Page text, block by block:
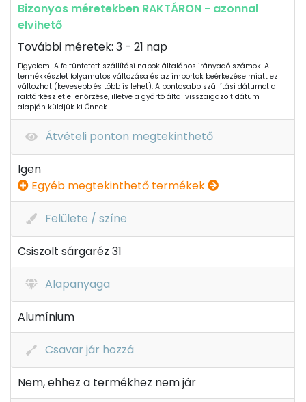
Bizonyos méretekben RAKTÁRON - azonnal
elvihető
További méretek: 3 - 21 nap
Figyelem! A feltüntetett szállítási napok általános irányadó számok. A
termékkészlet folyamatos változása és az importok beérkezése miatt ez
változhat (kevesebb és több is lehet). A pontosabb szállítási dátumot a
raktárkészlet ellenőrzése, illetve a gyártó által visszaigazolt dátum
alapján küldjük ki Önnek.
Átvételi ponton megtekinthető
Igen
Egyéb megtekinthető termékek
Felülete / színe
Csiszolt sárgaréz 31
Alapanyaga
Alumínium
Csavar jár hozzá
Nem, ehhez a termékhez nem jár